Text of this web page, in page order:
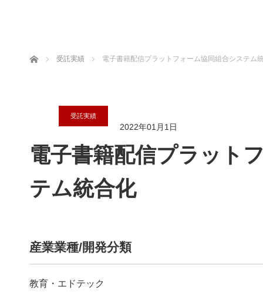
ホーム 受託実績 電子書籍配信プラットフォーム協同組合システム
受託実績
2022年01月1日
電子書籍配信プラット
テム統合化
産業業種/開発分類
教育・エドテック